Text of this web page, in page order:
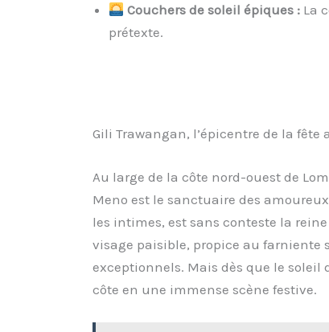
Couchers de soleil épiques :La
prétexte.
Gili Trawangan, l’épicentre de la fête
Au large de la côte nord-ouest de
Meno est le sanctuaire des
les intimes, est sans conteste la
visage paisible, propice au farniente
exceptionnels. Mais dès que le
côte en une immense scène festive.